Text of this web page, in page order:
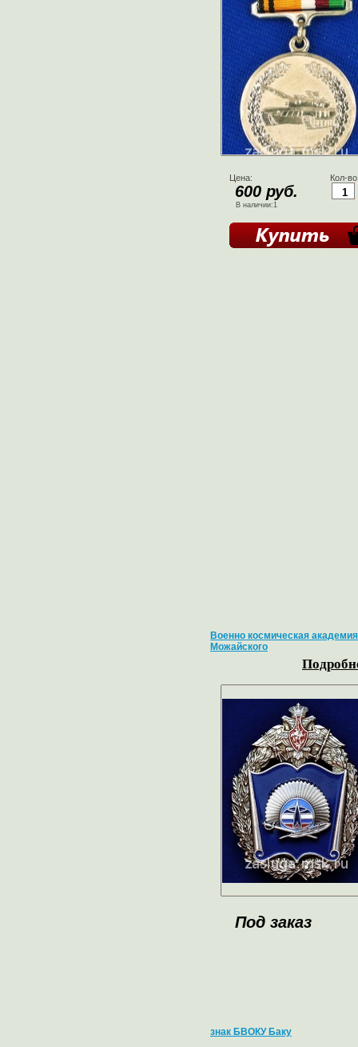
Цена:
600 руб.
В наличии:1
Кол-
Военно космическая
Можайского
Под заказ
знак БВОКУ Баку